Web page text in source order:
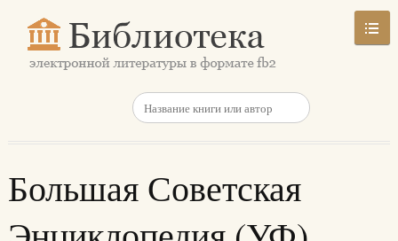
Большая Советская